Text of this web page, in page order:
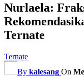
Nurlaela:
Ternate
Ternate
By kalesang On